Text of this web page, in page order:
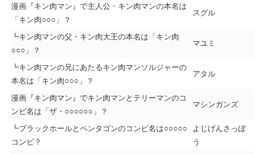
漫画『キン肉マン』で主人公・キン肉マンの本名は
「キン肉○○○」？
スグル
┗キン肉マンの父・キン肉大王の本名は「キン肉
○○○」？
マユミ
┗キン肉マンの兄にあたるキン肉マンソルジャーの
本名は「キン肉○○○」？
アタル
漫画『キン肉マン』でキン肉マンとテリーマンのコ
ンビ名は「ザ・○○○○○○」？
マシンガンズ
┗ブラックホールとペンタゴンのコンビ名は○○○○○
コンビ？
よじげんさっぽ
う